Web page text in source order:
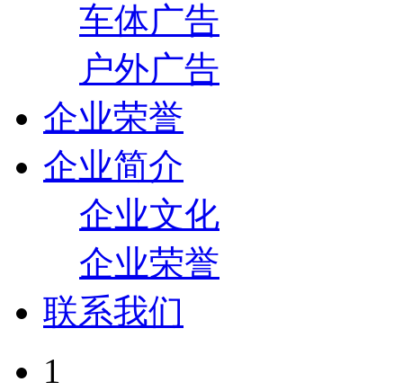
车体广告
户外广告
企业荣誉
企业简介
企业文化
企业荣誉
联系我们
1